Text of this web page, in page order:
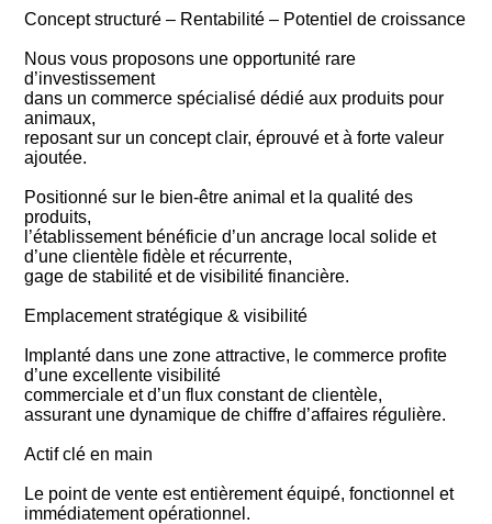
Concept structuré – Rentabilité – Potentiel de croissance
Nous vous proposons une opportunité rare
d’investissement
dans un commerce spécialisé dédié aux produits pour
animaux,
reposant sur un concept clair, éprouvé et à forte valeur
ajoutée.
Positionné sur le bien-être animal et la qualité des
produits,
l’établissement bénéficie d’un ancrage local solide et
d’une clientèle fidèle et récurrente,
gage de stabilité et de visibilité financière.
Emplacement stratégique & visibilité
Implanté dans une zone attractive, le commerce profite
d’une excellente visibilité
commerciale et d’un flux constant de clientèle,
assurant une dynamique de chiffre d’affaires régulière.
Actif clé en main
Le point de vente est entièrement équipé, fonctionnel et
immédiatement opérationnel.